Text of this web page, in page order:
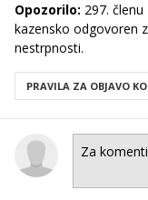
Opozorilo: 297.
kazensko odgovoren
nestrpnosti.
PRAVILA ZA OBJAVO